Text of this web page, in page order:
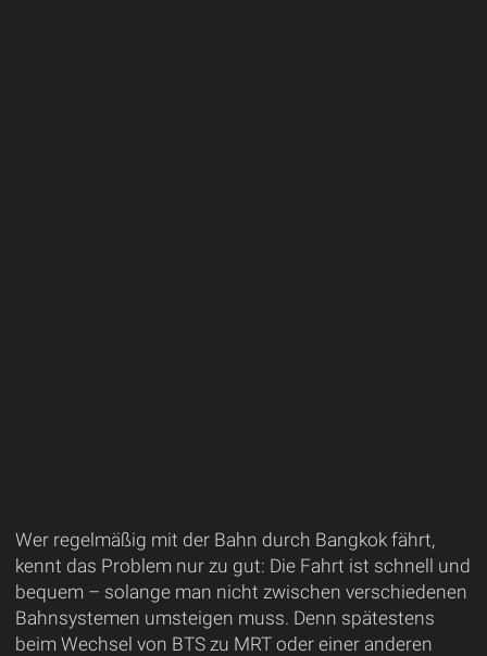
Wer regelmäßig mit der Bahn durch Bangkok fährt,
kennt das Problem nur zu gut: Die Fahrt ist schnell und
bequem – solange man nicht zwischen verschiedenen
Bahnsystemen umsteigen muss. Denn spätestens
beim Wechsel von BTS zu MRT oder einer anderen